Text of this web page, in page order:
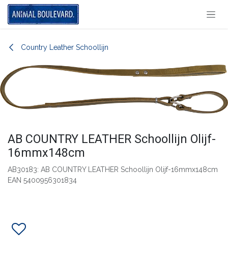
Overslaan naar inhoud
Country Leather Schoollijn
AB COUNTRY LEATHER Schoollijn Olijf-
16mmx148cm
AB30183: AB COUNTRY LEATHER Schoollijn Olijf-16mmx148cm
EAN 5400956301834